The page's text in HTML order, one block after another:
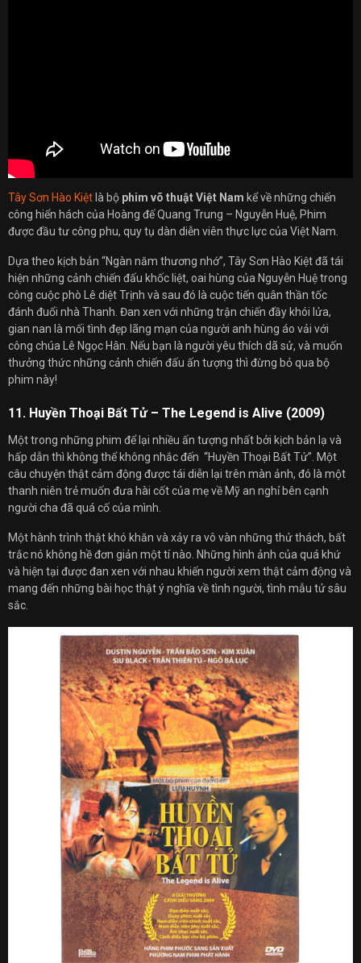
Tây Sơn Hào Kiệtlà bộ phim võ thuật Việt Nam kể về những chiến
công hiển hách của Hoàng đế Quang Trung – Nguyễn Huệ, Phim
được đầu tư công phu, quy tụ dàn diễn viên thực lực của Việt Nam.
Dựa theo kịch bản “Ngàn năm thương nhớ”, Tây Sơn Hào Kiệt đã tái
hiện những cảnh chiến đấu khốc liệt, oai hùng của Nguyễn Huệ trong
công cuộc phò Lê diệt Trịnh và sau đó là cuộc tiến quân thần tốc
đánh đuổi nhà Thanh. Đan xen với những trận chiến đầy khói lửa,
gian nan là mối tình đẹp lãng mạn của người anh hùng áo vải với
công chúa Lê Ngọc Hân. Nếu bạn là người yêu thích dã sử, và muốn
thưởng thức những cảnh chiến đấu ấn tượng thì đừng bỏ qua bộ
phim này!
11. Huyền Thoại Bất Tử – The Legend is Alive (2009)
Một trong những phim để lại nhiều ấn tượng nhất bởi kịch bản lạ và
hấp dẫn thì không thể không nhắc đến “Huyền Thoại Bất Tử”. Một
câu chuyện thật cảm động được tái diễn lại trên màn ảnh, đó là một
thanh niên trẻ muốn đưa hài cốt của mẹ về Mỹ an nghỉ bên cạnh
người cha đã quá cố của mình.
Một hành trình thật khó khăn và xảy ra vô vàn những thử thách, bất
trắc nó không hề đơn giản một tí nào. Những hình ảnh của quá khứ
và hiện tại được đan xen với nhau khiến người xem thật cảm động và
mang đến những bài học thật ý nghĩa về tình người, tình mẫu tử sâu
sắc.